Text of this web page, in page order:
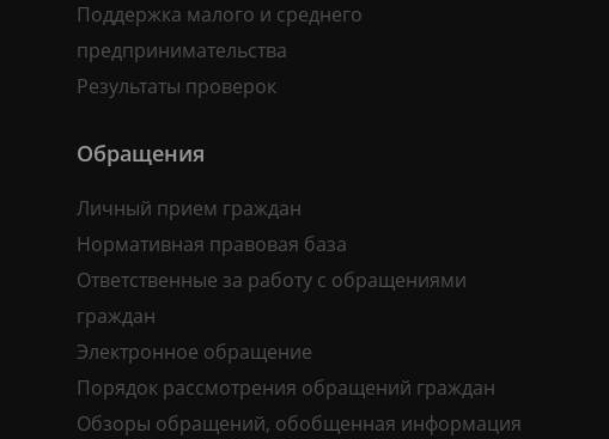
Поддержка малого и среднего
предпринимательства
Результаты проверок
Обращения
Личный прием граждан
Нормативная правовая база
Ответственные за работу с обращениями
граждан
Электронное обращение
Порядок рассмотрения обращений граждан
Обзоры обращений, обобщенная информация